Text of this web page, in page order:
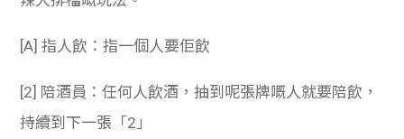
[A] 指人飲：指一個人要佢飲
[2] 陪酒員：任何人飲酒，抽到呢張牌嘅人就要陪飲，
持續到下一張「2」